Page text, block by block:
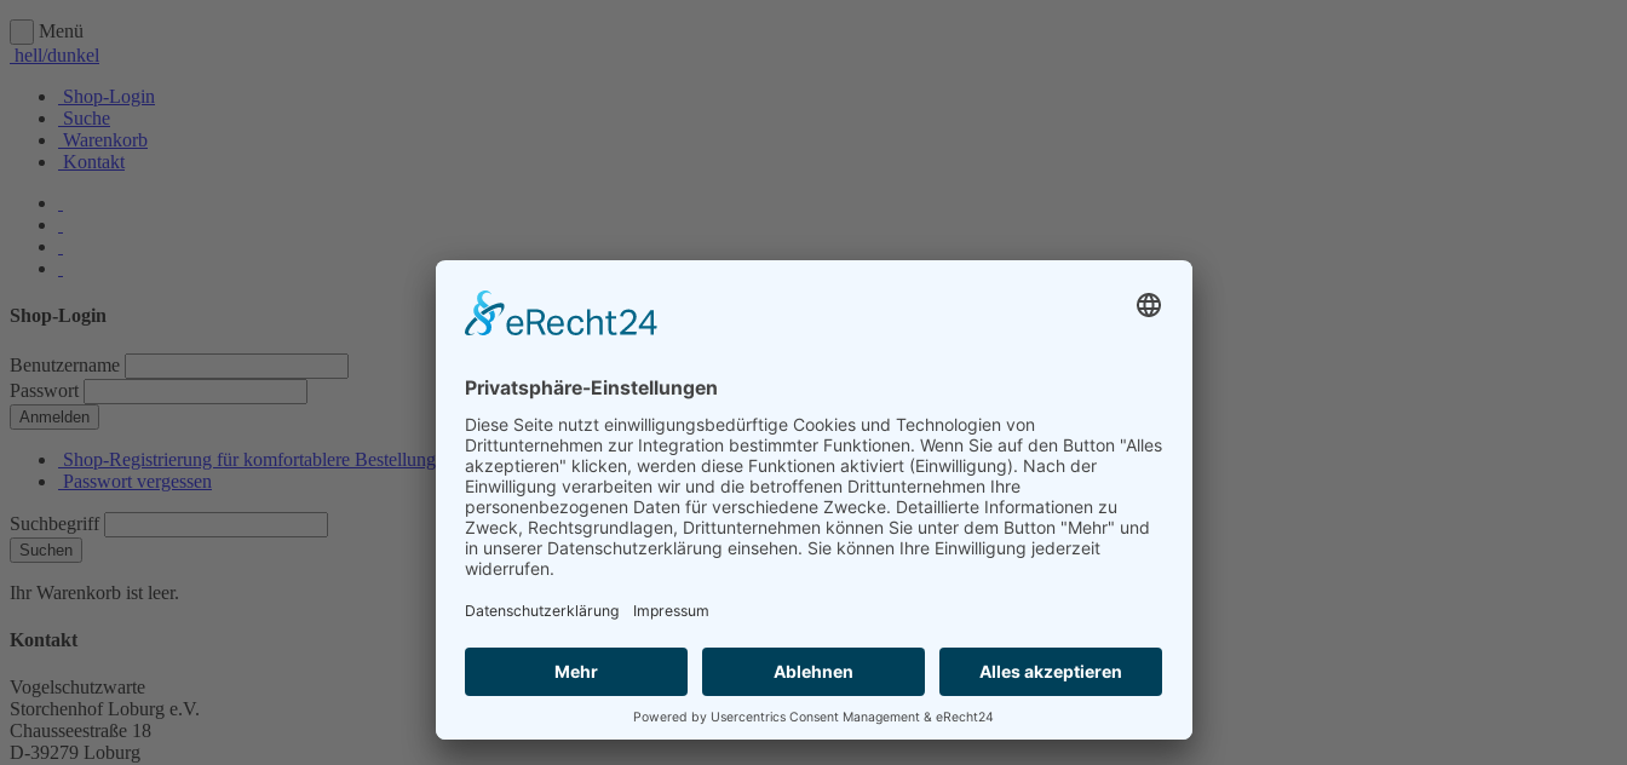
Menü
hell/dunkel
Shop-Login
Suche
Warenkorb
Kontakt
Shop-Login
Benutzername
Passwort
Anmelden
Shop-Registrierung für komfortablere Bestellungen
Passwort vergessen
Suchbegriff
Suchen
Ihr Warenkorb ist leer.
Kontakt
Vogelschutzwarte
Storchenhof Loburg e.V.
Chausseestraße 18
D-39279 Loburg